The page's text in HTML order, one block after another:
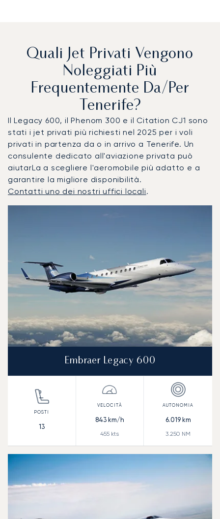
Quali Jet Privati Vengono
Noleggiati Più
Frequentemente Da/per
Tenerife?
Il Legacy 600, il Phenom 300 e il Citation CJ1 sono
stati i jet privati più richiesti nel 2025 per i voli
privati in partenza da o in arrivo a Tenerife. Un
consulente dedicato all'aviazione privata può
aiutarLa a scegliere l'aeromobile più adatto e a
garantire la migliore disponibilità.
Contatti uno dei nostri uffici locali.
Embraer Legacy 600
13
843km/h
455 kts
6.019km
3.250 NM